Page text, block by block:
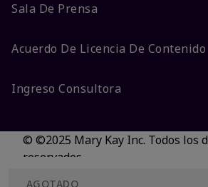
AGOTADO
Sala De Prensa
Acuerdo De Licencia De Contenido
Ingreso Consultora
© ©2025 Mary Kay Inc. Todos los
reservados.